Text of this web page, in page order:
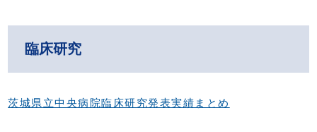
臨床研究
茨城県立中央病院臨床研究発表実績まとめ